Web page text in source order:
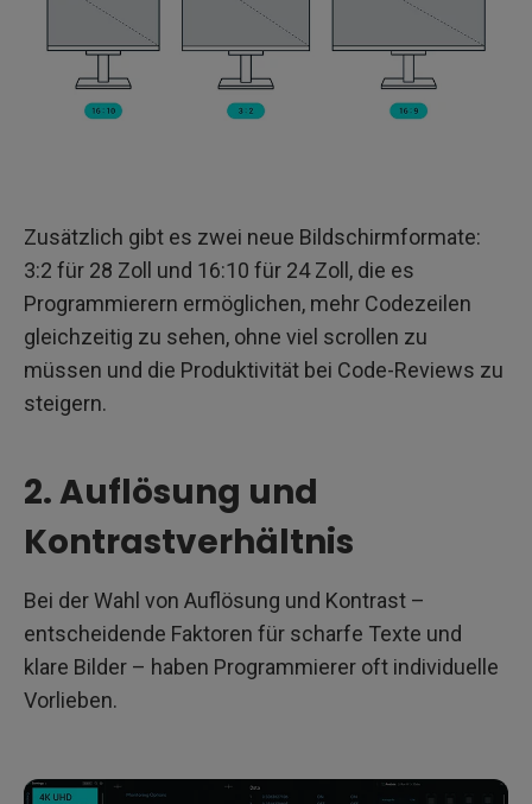
Zusätzlich gibt es zwei neue Bildschirmformate:
3:2 für 28 Zoll und 16:10 für 24 Zoll, die es
Programmierern ermöglichen, mehr Codezeilen
gleichzeitig zu sehen, ohne viel scrollen zu
müssen und die Produktivität bei Code-Reviews zu
steigern.
2. Auflösung und
Kontrastverhältnis
Bei der Wahl von Auflösung und Kontrast –
entscheidende Faktoren für scharfe Texte und
klare Bilder – haben Programmierer oft individuelle
Vorlieben.